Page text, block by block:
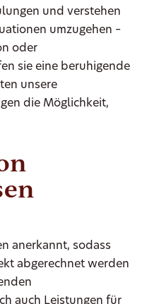
und verstehen
umzugehen –
oder
sie eine beruhigende
unsere
die Möglichkeit,
anerkannt, sodass
abgerechnet werden
auch Leistungen für